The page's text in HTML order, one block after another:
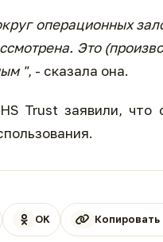
операционных
Это
", - сказала она.
Trust заявили, что
OK